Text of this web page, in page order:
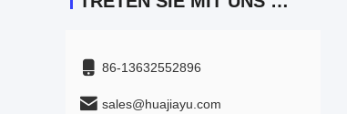
86-13632552896
sales@huajiayu.com